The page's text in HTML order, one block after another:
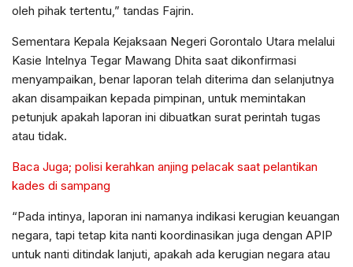
oleh pihak tertentu,” tandas Fajrin.
Sementara Kepala Kejaksaan Negeri Gorontalo Utara melalui
Kasie Intelnya Tegar Mawang Dhita saat dikonfirmasi
menyampaikan, benar laporan telah diterima dan selanjutnya
akan disampaikan kepada pimpinan, untuk memintakan
petunjuk apakah laporan ini dibuatkan surat perintah tugas
atau tidak.
Baca Juga; polisi kerahkan anjing pelacak saat pelantikan
kades di sampang
“Pada intinya, laporan ini namanya indikasi kerugian keuangan
negara, tapi tetap kita nanti koordinasikan juga dengan APIP
untuk nanti ditindak lanjuti, apakah ada kerugian negara atau